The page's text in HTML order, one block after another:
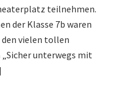
teilnehmen.
der Klasse 7b waren
vielen tollen
unterwegs mit